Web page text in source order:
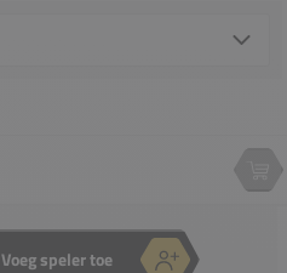
Voeg speler toe